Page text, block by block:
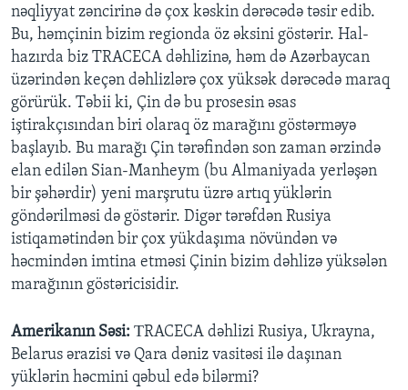
nəqliyyat zəncirinə də çox kəskin dərəcədə təsir edib.
Bu, həmçinin bizim regionda öz əksini göstərir. Hal-
hazırda biz TRACECA dəhlizinə, həm də Azərbaycan
üzərindən keçən dəhlizlərə çox yüksək dərəcədə maraq
görürük. Təbii ki, Çin də bu prosesin əsas
iştirakçısından biri olaraq öz marağını göstərməyə
başlayıb. Bu marağı Çin tərəfindən son zaman ərzində
elan edilən Sian-Manheym (bu Almaniyada yerləşən
bir şəhərdir) yeni marşrutu üzrə artıq yüklərin
göndərilməsi də göstərir. Digər tərəfdən Rusiya
istiqamətindən bir çox yükdaşıma növündən və
həcmindən imtina etməsi Çinin bizim dəhlizə yüksələn
marağının göstəricisidir.
Amerikanın Səsi: ТRACECA dəhlizi Rusiya, Ukrayna,
Belarus ərazisi və Qara dəniz vasitəsi ilə daşınan
yüklərin həcmini qəbul edə bilərmi?